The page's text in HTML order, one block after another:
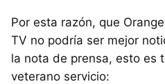
Por esta razón, que
TV no podría ser mejor
la nota de prensa, esto es
veterano servicio: